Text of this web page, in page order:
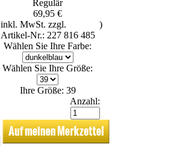
Regulär
69,95 €
MwSt. zzgl.
)
Artikel-Nr.: 227 816 485
Wählen Sie Ihre Farbe:
Wählen Sie Ihre Größe:
Ihre Größe: 39
Anzahl: